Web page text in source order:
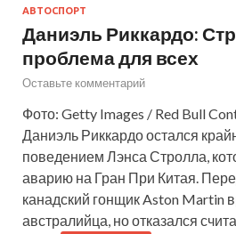
АВТОСПОРТ
Даниэль Риккардо:
проблема для всех
Оставьте комментарий
Фото: Getty Images / Red Bull
Даниэль Риккардо остался
поведением Лэнса Стролла,
аварию на Гран При Китая.
канадский гонщик Aston Martin
австралийца, но отказался